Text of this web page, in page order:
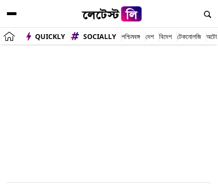
QUICKLY SOCIALLY পশ্চিমবঙ্গ দেশ বিদেশ টেকনোলজি অটো